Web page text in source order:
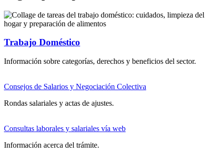
Trabajo Doméstico
Información sobre categorías, derechos y beneficios del sector.
Consejos de Salarios y Negociación Colectiva
Rondas salariales y actas de ajustes.
Consultas laborales y salariales vía web
Información acerca del trámite.